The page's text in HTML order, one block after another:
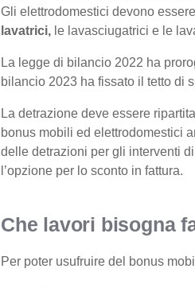
Gli elettrodomestici devono essere
lavatrici, le lavasciugatrici e le
La legge di bilancio 2022 ha
bilancio 2023 ha fissato il tetto di
La detrazione deve essere
bonus mobili ed elettrodomestici
delle detrazioni per gli interventi
l’opzione per lo sconto in fattura.
Che lavori bisogna
Per poter usufruire del bonus